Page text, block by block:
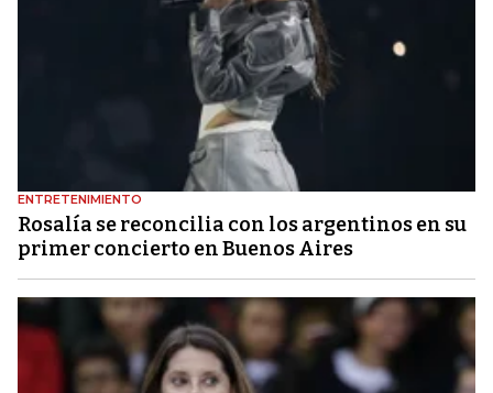
ENTRETENIMIENTO
Rosalía se reconcilia con los argentinos en su
primer concierto en Buenos Aires